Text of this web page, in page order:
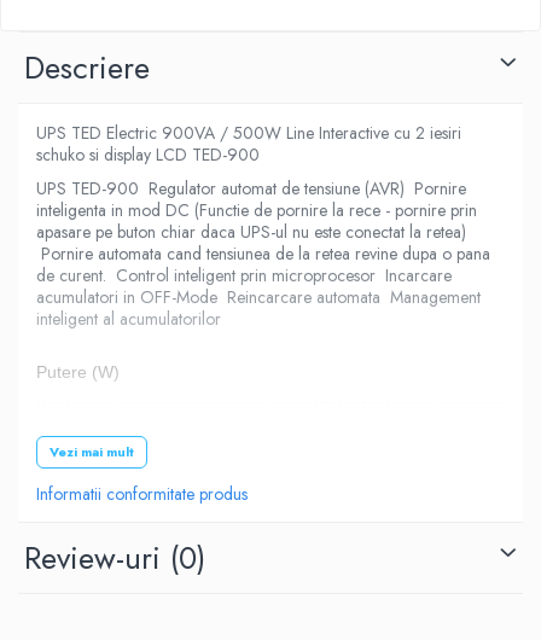
Descriere
UPS TED Electric 900VA / 500W Line Interactive cu 2 iesiri
schuko si display LCD TED-900
UPS TED-900 Regulator automat de tensiune (AVR) Pornire
inteligenta in mod DC (Functie de pornire la rece - pornire prin
apasare pe buton chiar daca UPS-ul nu este conectat la retea)
Pornire automata cand tensiunea de la retea revine dupa o pana
de curent. Control inteligent prin microprocesor Incarcare
acumulatori in OFF-Mode Reincarcare automata Management
inteligent al acumulatorilor
Putere (W)
Putere (VA)
900
Vezi mai mult
Informatii conformitate produs
Review-uri (0)